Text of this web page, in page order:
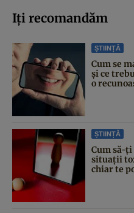
Iți recomandăm
ȘTIINȚĂ
Cum se
și ce
o
ȘTIINȚĂ
Cum să-
situații
chiar te